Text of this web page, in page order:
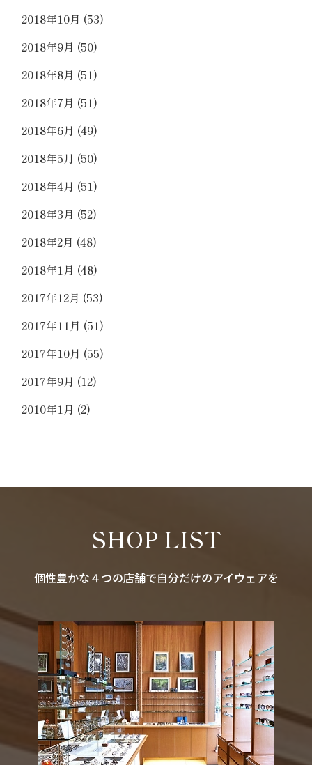
2018年10月 (53)
2018年9月 (50)
2018年8月 (51)
2018年7月 (51)
2018年6月 (49)
2018年5月 (50)
2018年4月 (51)
2018年3月 (52)
2018年2月 (48)
2018年1月 (48)
2017年12月 (53)
2017年11月 (51)
2017年10月 (55)
2017年9月 (12)
2010年1月 (2)
SHOP LIST
個性豊かな４つの店舗で自分だけのアイウェアを